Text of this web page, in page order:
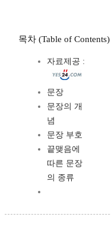
목차 (Table of Contents)
자료제공 :
문장
문장의 개
념
문장 부호
끝맺음에
따른 문장
의 종류